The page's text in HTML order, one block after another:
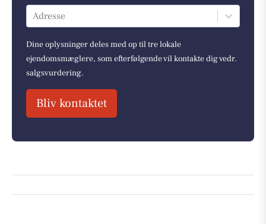
Adresse
Dine oplysninger deles med op til tre lokale
ejendomsmæglere, som efterfølgende vil kontakte dig vedr.
salgsvurdering.
Bliv kontaktet